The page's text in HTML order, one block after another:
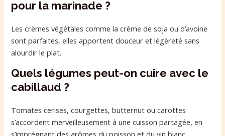
pour la marinade ?
Les crèmes végétales comme la crème de soja ou d’avoine
sont parfaites, elles apportent douceur et légèreté sans
alourdir le plat.
Quels légumes peut-on cuire avec le
cabillaud ?
Tomates cerises, courgettes, butternut ou carottes
s’accordent merveilleusement à une cuisson partagée, en
s’imprégnant des arômes du poisson et du vin blanc.